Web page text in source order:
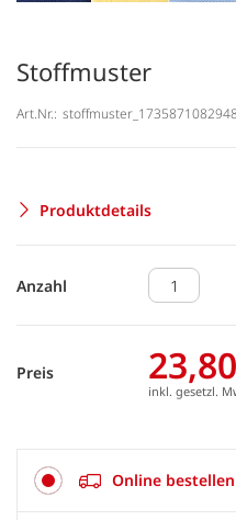
Stoffmuster
Art.Nr.: stoffmuster_1735871082948
Produktdetails
Anzahl
Preis
inkl. gesetzl.
Online bestellen